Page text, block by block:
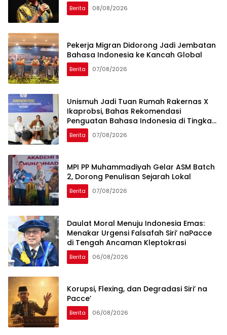
Berita 08/08/2026
Pekerja Migran Didorong Jadi Jembatan
Bahasa Indonesia ke Kancah Global
Berita 07/08/2026
Unismuh Jadi Tuan Rumah Rakernas X
Ikaprobsi, Bahas Rekomendasi
Penguatan Bahasa Indonesia di Tingkat
Global
Berita 07/08/2026
MPI PP Muhammadiyah Gelar ASM Batch
2, Dorong Penulisan Sejarah Lokal
Berita 07/08/2026
Daulat Moral Menuju Indonesia Emas:
Menakar Urgensi Falsafah Siri’ naPacce
di Tengah Ancaman Kleptokrasi
Berita 06/08/2026
Korupsi, Flexing, dan Degradasi Siri’ na
Pacce’
Berita 06/08/2026